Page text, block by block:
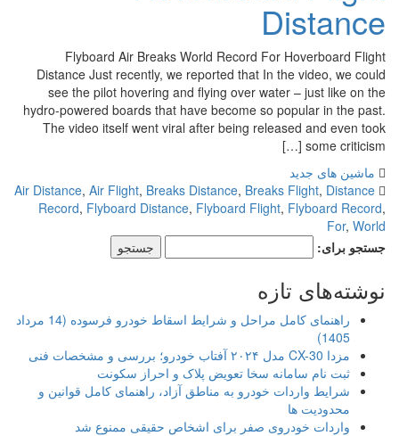
Distance
Flyboard Air Breaks World Record For Hoverboard Flight
Distance Just recently, we reported that In the video, we could
see the pilot hovering and flying over water – just like on the
hydro-powered boards that have become so popular in the past.
The video itself went viral after being released and even took
some criticism […]
ماشین های جدید
Air Distance,Air Flight,Breaks Distance,Breaks Flight,Distance
Record,Flyboard Distance,Flyboard Flight,Flyboard Record
For,World
جستجو برای:
نوشته‌های تازه
راهنمای کامل مراحل و شرایط اسقاط خودرو فرسوده (14 مرداد
1405)
مزدا CX-30 مدل ۲۰۲۴ آفتاب خودرو؛ بررسی و مشخصات فنی
ثبت نام سامانه سخا تعویض پلاک و احراز سکونت
شرایط واردات خودرو به مناطق آزاد، راهنمای کامل قوانین و
محدودیت ها
واردات خودروی صفر برای اشخاص حقیقی ممنوع شد